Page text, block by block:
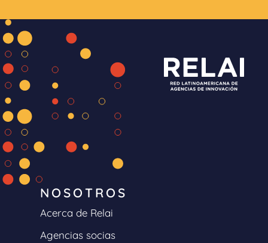
NOSOTROS
Acerca de Relai
Agencias socias